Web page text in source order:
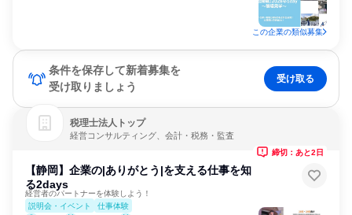
この企業の類似募集
条件を保存して新着募集を
受け取りましょう
受け取る
税理士法人トップ
経営コンサルティング、会計・税務・監査
【静岡】企業の|ありがとう|を支える仕事を知
る2days
経営者のパートナーを体験しよう！
説明会・イベント
仕事体験
締切：あと2日